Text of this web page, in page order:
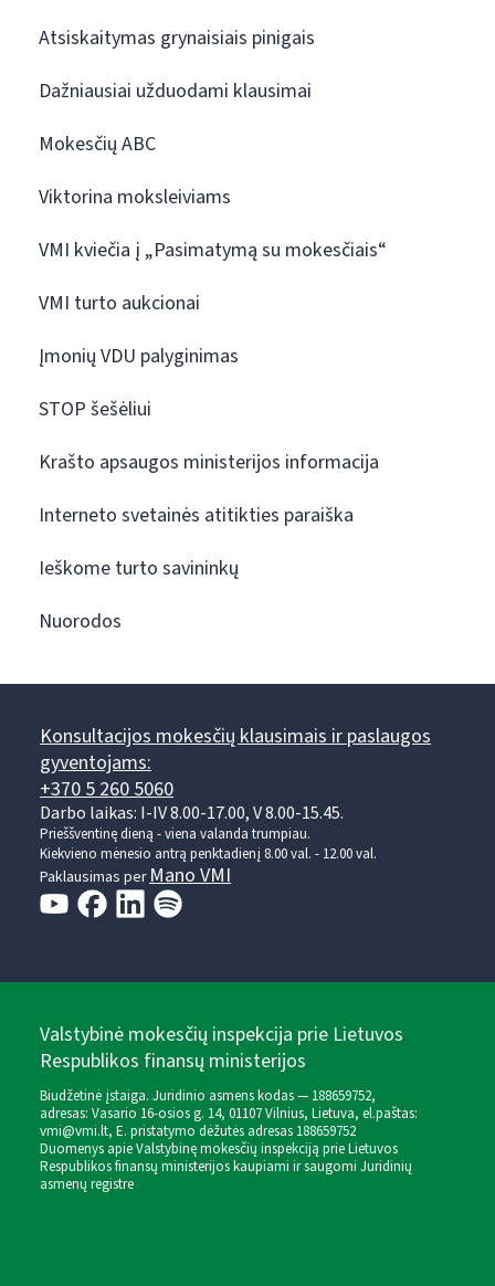
Atsiskaitymas grynaisiais pinigais
Dažniausiai užduodami klausimai
Mokesčių ABC
Viktorina moksleiviams
VMI kviečia į „Pasimatymą su mokesčiais“
VMI turto aukcionai
Įmonių VDU palyginimas
STOP šešėliui
Krašto apsaugos ministerijos informacija
Interneto svetainės atitikties paraiška
Ieškome turto savininkų
Nuorodos
Konsultacijos mokesčių klausimais ir paslaugos
gyventojams:
+370 5 260 5060
Darbo laikas: I-IV 8.00-17.00, V 8.00-15.45.
Prieššventinę dieną - viena valanda trumpiau.
Kiekvieno mėnesio antrą penktadienį 8.00 val. - 12.00 val.
Paklausimas perMano VMI
Valstybinė mokesčių inspekcija prie Lietuvos
Respublikos finansų ministerijos
Biudžetinė įstaiga. Juridinio asmens kodas — 188659752,
adresas: Vasario 16-osios g. 14, 01107 Vilnius, Lietuva, el.paštas:
vmi@vmi.lt, E. pristatymo dėžutės adresas 188659752
Duomenys apie Valstybinę mokesčių inspekciją prie Lietuvos
Respublikos finansų ministerijos kaupiami ir saugomi Juridinių
asmenų registre